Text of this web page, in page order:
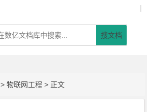
|
搜文档
>物联网工程 > 正文